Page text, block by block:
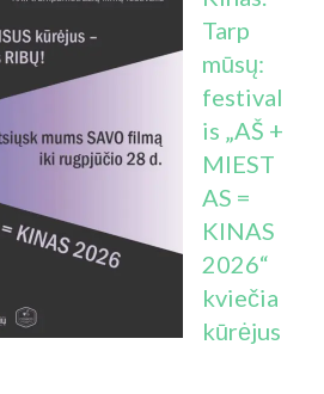
Tarp
mūsų:
festival
is „AŠ +
MIEST
AS =
KINAS
2026“
kviečia
kūrėjus